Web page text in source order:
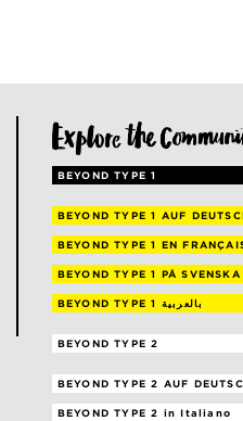
BEYOND TYPE 1
BEYOND TYPE 1 AUF
BEYOND TYPE 1 EN
BEYOND TYPE 1 PÅ SVENSKA
BEYOND TYPE 1 بالعربية
BEYOND TYPE 2
BEYOND TYPE 2 AUF
BEYOND TYPE 2 in Italiano